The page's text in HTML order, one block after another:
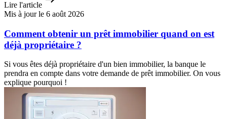
Lire l'article
Mis à jour le 6 août 2026
Comment obtenir un prêt immobilier quand on est
déjà propriétaire ?
Si vous êtes déjà propriétaire d'un bien immobilier, la banque le
prendra en compte dans votre demande de prêt immobilier. On vous
explique pourquoi !